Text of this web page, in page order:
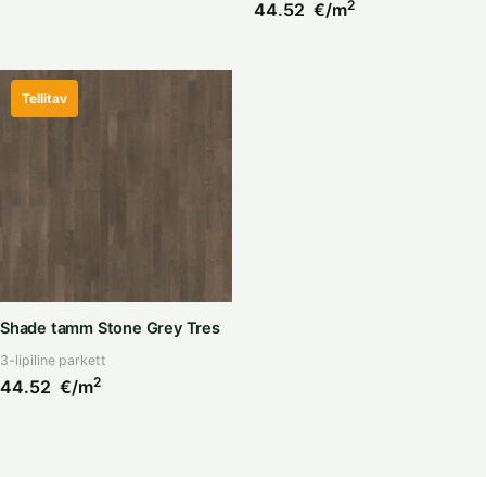
44.52 €/m2
Tellitav
Shade tamm Stone Grey Tres
3-lipiline parkett
44.52 €/m2